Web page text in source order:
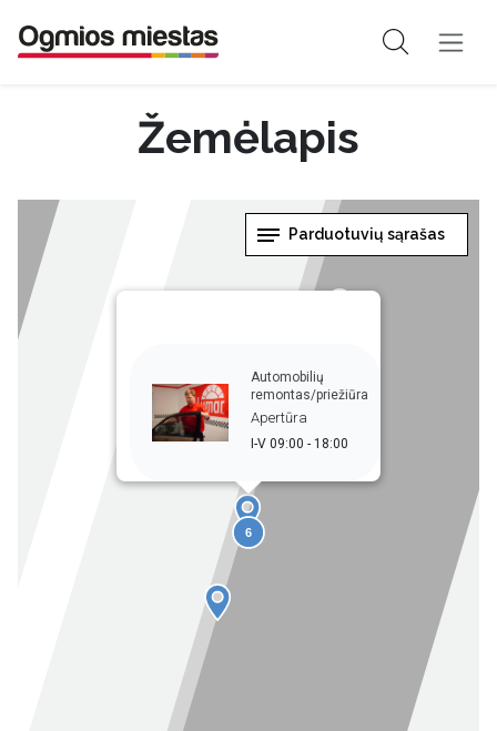
Žemėlapis
6
Automobilių
remontas/priežiūra
Apertūra
I-V 09:00 - 18:00
Parduotuvių sąrašas